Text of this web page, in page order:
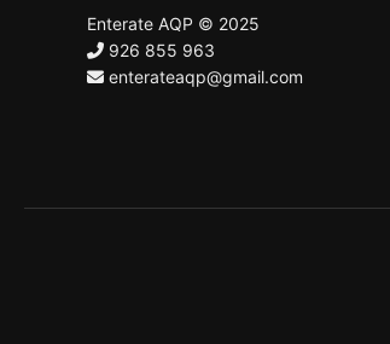
Enterate AQP © 2025
926 855 963
enterateaqp@gmail.com